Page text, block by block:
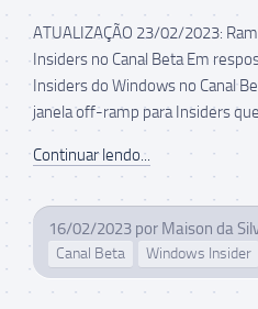
ATUALIZAÇÃO 23/02/2023:
Insiders no Canal Beta Em
Insiders do Windows no Canal
janela off-ramp para Insiders
Continuar lendo...
16/02/2023 por Maison da
Canal Beta Windows Insider